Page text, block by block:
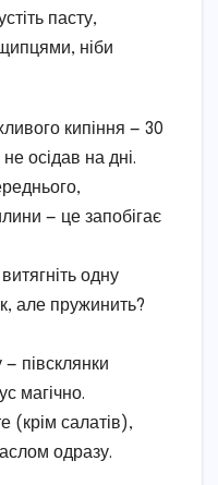
пасту,
ніби
кипіння — 30
осідав на дні.
— це запобігає
одну
але пружинить?
півсклянки
магічно.
(крім салатів),
одразу.